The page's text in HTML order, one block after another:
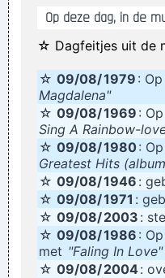
En dat los je dan
Perumal kan echter
voor de
If prisons let
Op deze dag, in de
☆ Dagfeitjes uit de
☆ 09/08/1979 :
Magdalena"
☆ 09/08/1969 :
Sing A Rainbow-
☆ 09/08/1980:
Greatest Hits
☆ 09/08/1946 :
☆ 09/08/1971 :
☆ 09/08/2003 :
☆ 09/08/1986 :
met "Faling In Love"
☆ 09/08/2004: